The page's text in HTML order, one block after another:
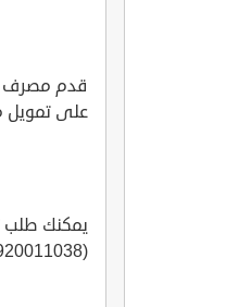
قدم مصرف
على تمويل
يمكنك طلب
(920011038).